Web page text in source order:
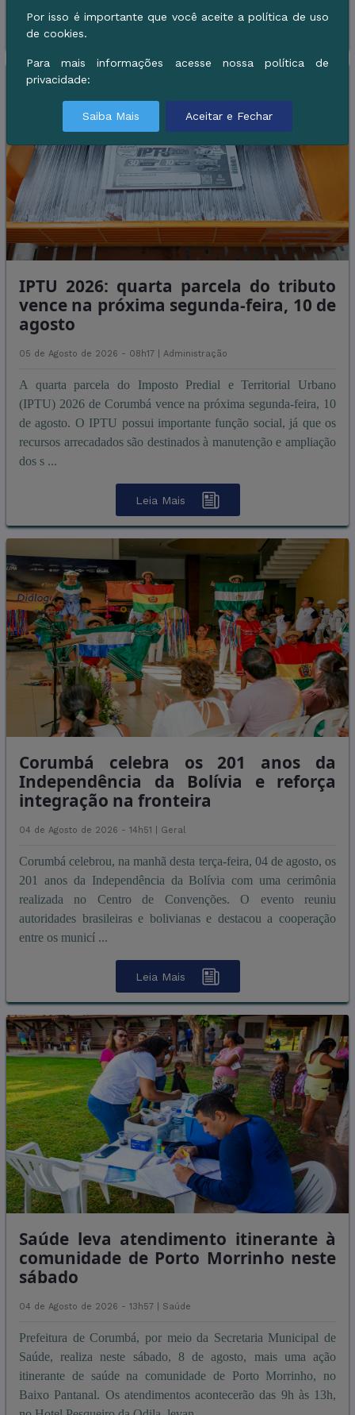
Leia Mais
IPTU 2026: quarta parcela do tributo
vence na próxima segunda-feira, 10 de
agosto
05 de Agosto de 2026 - 08h17 | Administração
A quarta parcela do Imposto Predial e Territorial Urbano
(IPTU) 2026 de Corumbá vence na próxima segunda-feira, 10
de agosto. O IPTU possui importante função social, já que os
recursos arrecadados são destinados à manutenção e ampliação
dos s ...
Leia Mais
Corumbá celebra os 201 anos da
Independência da Bolívia e reforça
integração na fronteira
04 de Agosto de 2026 - 14h51 | Geral
Corumbá celebrou, na manhã desta terça-feira, 04 de agosto, os
201 anos da Independência da Bolívia com uma cerimônia
realizada no Centro de Convenções. O evento reuniu
autoridades brasileiras e bolivianas e destacou a cooperação
entre os municí ...
Leia Mais
Saúde leva atendimento itinerante à
comunidade de Porto Morrinho neste
sábado
04 de Agosto de 2026 - 13h57 | Saúde
Prefeitura de Corumbá, por meio da Secretaria Municipal de
Saúde, realiza neste sábado, 8 de agosto, mais uma ação
itinerante de saúde na comunidade de Porto Morrinho, no
Baixo Pantanal. Os atendimentos acontecerão das 9h às 13h,
Por isso é importante que você aceite a política de uso
de cookies.
Para mais informações acesse nossa política de
privacidade:
Saiba Mais Aceitar e Fechar